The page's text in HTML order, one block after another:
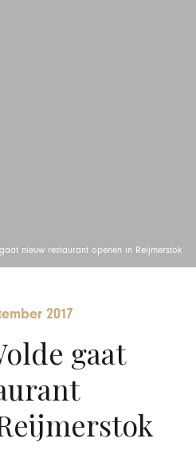
nieuw restaurant openen in Reijmerstok
2017
gaat